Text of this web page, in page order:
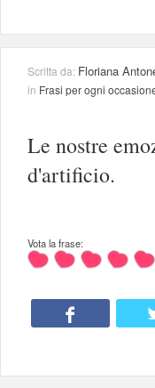
Scritta da: Floriana
in Frasi per ogni
Le nostre
d'artificio.
Vota la frase: